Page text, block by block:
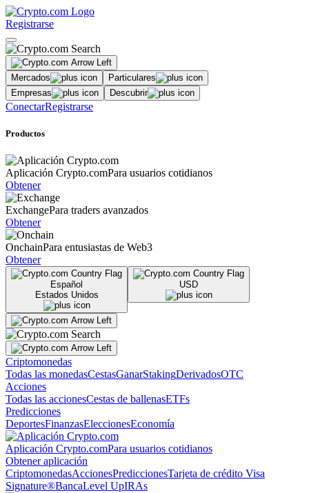
Registrarse
Mercados
Particulares
Empresas
Descubrir
ConectarRegistrarse
Productos
Aplicación Crypto.comPara usuarios cotidianos
Obtener
ExchangePara traders avanzados
Obtener
OnchainPara entusiastas de Web3
Obtener
Español
Estados Unidos
USD
Criptomonedas
Todas las monedasCestasGanarStakingDerivadosOTC
Acciones
Todas las accionesCestas de ballenasETFs
Predicciones
DeportesFinanzasEleccionesEconomía
Aplicación Crypto.comPara usuarios cotidianos
Obtener aplicación
CriptomonedasAccionesPrediccionesTarjeta de crédito Visa
Signature®BancaLevel UpIRAs